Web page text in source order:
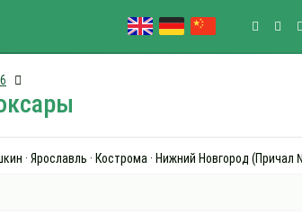
· Ярославль · Кострома · Нижний Новгород (Причал